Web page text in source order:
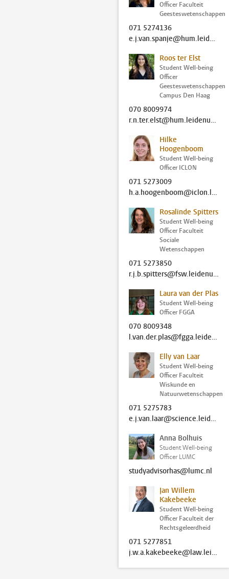
Officer Faculteit
Geesteswetenschappen
071 5274136
e.j.van.spanje@hum.leidenuniv.nl
Roos ter Elst
Student Well-being
Officer
Geesteswetenschappen
Campus Den Haag
070 8009974
r.n.ter.elst@hum.leidenuniv.nl
Hilke
Hoogenboom
Student Well-being
Officer ICLON
071 5273009
h.a.hoogenboom@iclon.leidenuniv.nl
Rosalinde Spitters
Student Well-being
Officer Faculteit
Sociale
Wetenschappen
071 5273850
r.j.b.spitters@fsw.leidenuniv.nl
Laura van der Plas
Student Well-being
Officer FGGA
070 8009348
l.van.der.plas@fgga.leidenuniv.nl
Elly van Laar
Student Well-being
Officer Faculteit
Wiskunde en
Natuurwetenschappen
071 5275783
e.j.van.laar@science.leidenuniv.nl
Anna Bolhuis
Student Well-being
Officer LUMC
studyadvisorhas@lumc.nl
Jan Willem
Kakebeeke
Student Well-being
Officer Faculteit der
Rechtsgeleerdheid
071 5277851
j.w.a.kakebeeke@law.leidenuniv.nl